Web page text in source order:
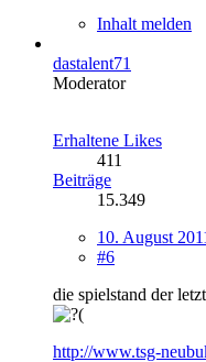
Inhalt melden
dastalent71
Moderator
Erhaltene Likes
411
Beiträge
15.349
10. August
#6
die spielstand der
http://www.tsg-